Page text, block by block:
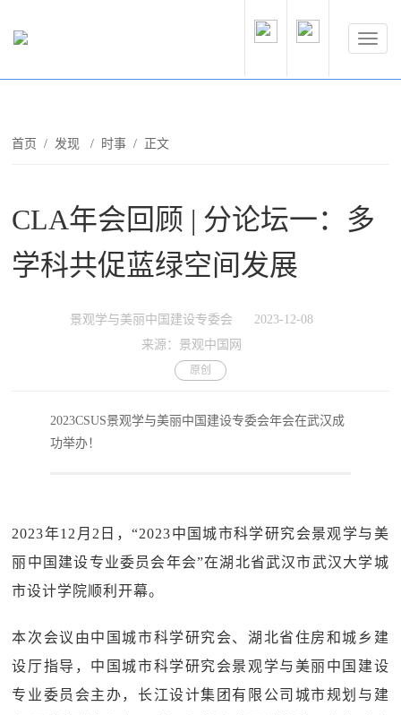
首页 /发现 / 时事 / 正文
CLA年会回顾 | 分论坛一：多
学科共促蓝绿空间发展
景观学与美丽中国建设专委会
2023-12-08
来源：景观中国网
原创
2023CSUS景观学与美丽中国建设专委会年会在武汉成
功举办！
2023年12月2日，“2023中国城市科学研究会景观学与美
丽中国建设专业委员会年会”在湖北省武汉市武汉大学城
市设计学院顺利开幕。
本次会议由中国城市科学研究会、湖北省住房和城乡建
设厅指导，中国城市科学研究会景观学与美丽中国建设
专业委员会主办，长江设计集团有限公司城市规划与建